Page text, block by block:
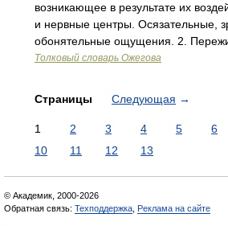
возникающее в результате их
и нервные центры. Осязательные,
обонятельные ощущения. 2.
Толковый словарь Ожегова
Страницы Следующая →
1 2 3 4 5 6
10
11 12 13
© Академик, 2000-2026
Обратная связь: Техподдержка Реклама на сайте